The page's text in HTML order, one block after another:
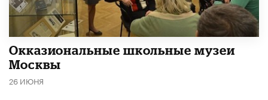
​Окказиональные школьные музеи
Москвы
26 ИЮНЯ